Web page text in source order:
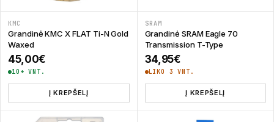
KMC
Grandinė KMC X FLAT Ti-N Gold
Waxed
45,00€
10+ VNT.
Į KREPŠELĮ
SRAM
Grandinė SRAM Eagle 70
Transmission T-Type
34,95€
LIKO 3 VNT.
Į KREPŠELĮ